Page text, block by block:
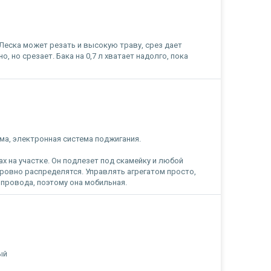
может резать и высокую траву, срез дает
но срезает. Бака на 0,7 л хватает надолго, пока
электронная система поджигания.
на участке. Он подлезет под скамейку и любой
распределятся. Управлять агрегатом просто,
поэтому она мобильная.